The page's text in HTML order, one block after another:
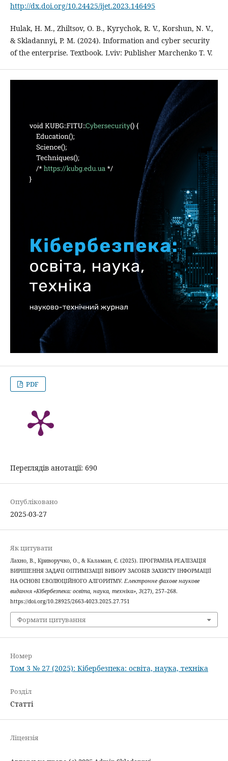
http://dx.doi.org/10.24425/ijet.2023.146495
Hulak, H. M., Zhiltsov, O. B., Kyrychok, R. V., Korshun, N. V.,
& Skladannyi, P. M. (2024). Information and cyber security
of the enterprise. Textbook. Lviv: Publisher Marchenko T. V.
PDF
Переглядів анотації: 690
Опубліковано
2025-03-27
Як цитувати
Лахно, В., Криворучко, О., & Каламан, Є. (2025). ПРОГРАМНА РЕАЛІЗАЦІЯ
ВИРІШЕННЯ ЗАДАЧІ ОПТИМІЗАЦІЇ ВИБОРУ ЗАСОБІВ ЗАХИСТУ ІНФОРМАЦІЇ
НА ОСНОВІ ЕВОЛЮЦІЙНОГО АЛГОРИТМУ. Електронне фахове наукове
видання «Кібербезпека: освіта, наука, техніка», 3(27), 257–268.
https://doi.org/10.28925/2663-4023.2025.27.751
Формати цитування
Номер
Том 3 № 27 (2025): Кібербезпека: освіта, наука, техніка
Розділ
Статті
Ліцензія